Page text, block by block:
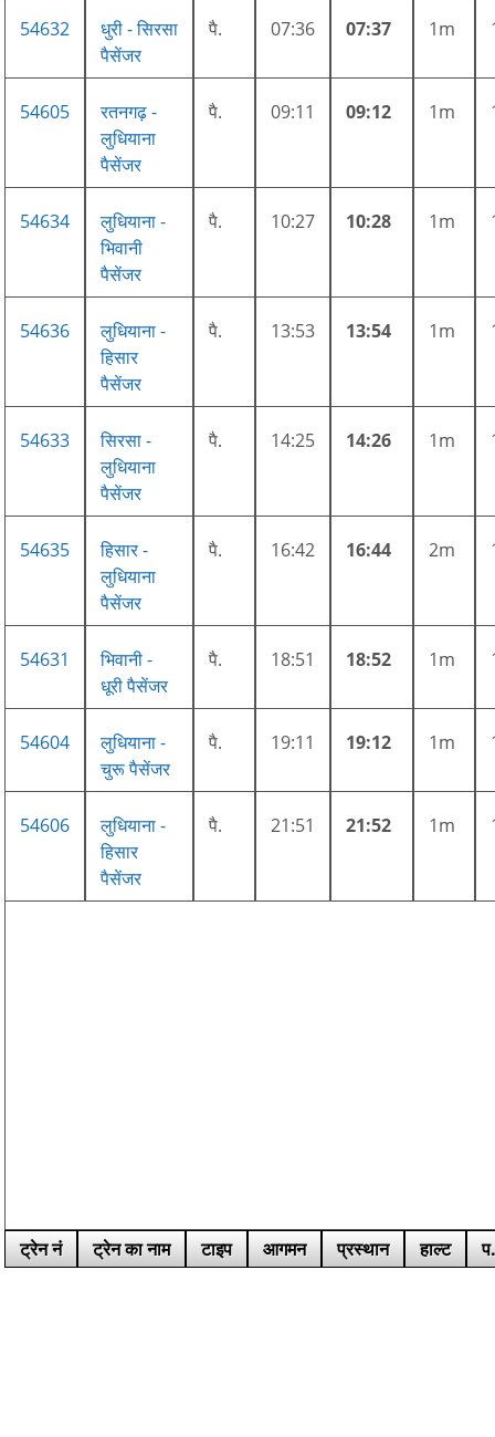
54632
धुरी - सिरसा
पैसेंजर
पै. 07:36 07:37 1m
54605
रतनगढ़ -
लुधियाना
पैसेंजर
पै. 09:11 09:12 1m
54634
लुधियाना -
भिवानी
पैसेंजर
पै. 10:27 10:28 1m
54636
लुधियाना -
हिसार
पैसेंजर
पै. 13:53 13:54 1m
54633
सिरसा -
लुधियाना
पैसेंजर
पै. 14:25 14:26 1m
54635
हिसार -
लुधियाना
पैसेंजर
पै. 16:42 16:44 2m
54631
भिवानी -
धूरी पैसेंजर
पै. 18:51 18:52 1m
54604
लुधियाना -
चुरू पैसेंजर
पै. 19:11 19:12 1m
54606
लुधियाना -
हिसार
पैसेंजर
पै. 21:51 21:52 1m
ट्रेन नं ट्रेन का नाम टाइप आगमन प्रस्थान हाल्ट